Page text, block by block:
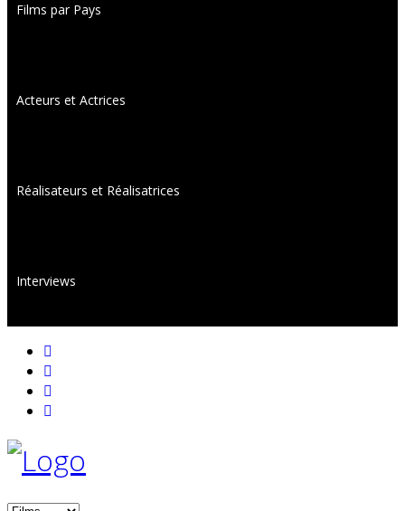
Films par Pays
Acteurs et Actrices
Réalisateurs et Réalisatrices
Interviews